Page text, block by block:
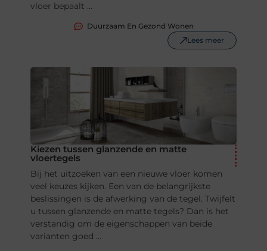
vloer bepaalt ...
Duurzaam En Gezond Wonen
Lees meer
Kiezen tussen glanzende en matte
vloertegels
Bij het uitzoeken van een nieuwe vloer komen
veel keuzes kijken. Een van de belangrijkste
beslissingen is de afwerking van de tegel. Twijfelt
u tussen glanzende en matte tegels? Dan is het
verstandig om de eigenschappen van beide
varianten goed ...